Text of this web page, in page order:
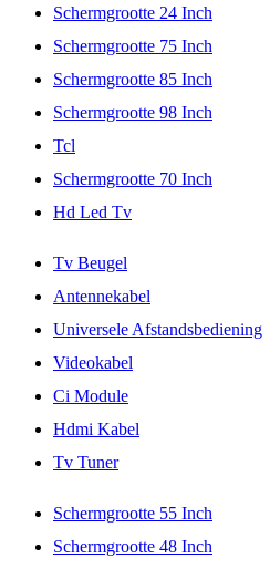
Schermgrootte 24 Inch
Schermgrootte 75 Inch
Schermgrootte 85 Inch
Schermgrootte 98 Inch
Tcl
Schermgrootte 70 Inch
Hd Led Tv
Tv Beugel
Antennekabel
Universele Afstandsbediening
Videokabel
Ci Module
Hdmi Kabel
Tv Tuner
Schermgrootte 55 Inch
Schermgrootte 48 Inch